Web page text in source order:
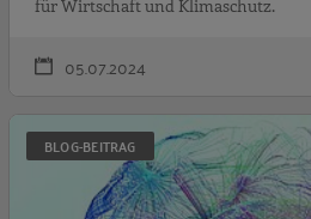
für Wirtschaft und Klimaschutz.
05.07.2024
BLOG-BEITRAG